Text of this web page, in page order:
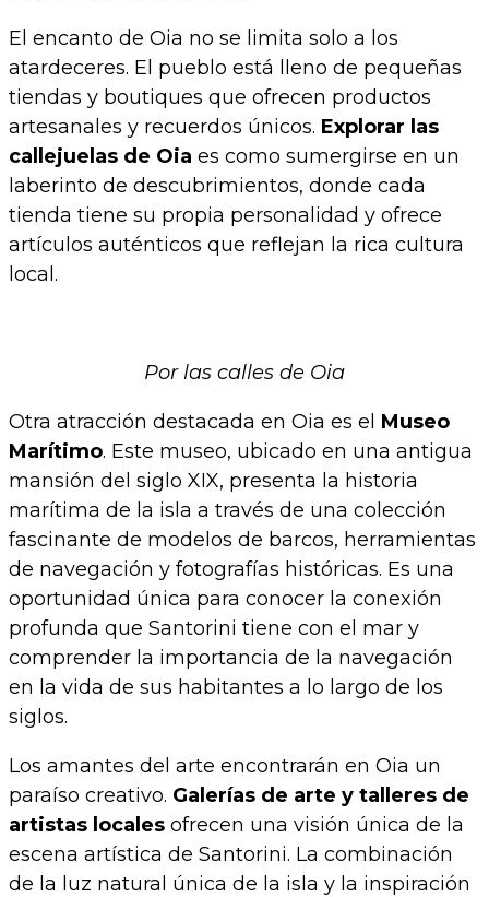
El encanto de Oia no se limita solo a los
atardeceres. El pueblo está lleno de pequeñas
tiendas y boutiques que ofrecen productos
artesanales y recuerdos únicos. Explorar las
callejuelas de Oia es como sumergirse en un
laberinto de descubrimientos, donde cada
tienda tiene su propia personalidad y ofrece
artículos auténticos que reflejan la rica cultura
local.
Por las calles de Oia
Otra atracción destacada en Oia es el Museo
Marítimo. Este museo, ubicado en una antigua
mansión del siglo XIX, presenta la historia
marítima de la isla a través de una colección
fascinante de modelos de barcos, herramientas
de navegación y fotografías históricas. Es una
oportunidad única para conocer la conexión
profunda que Santorini tiene con el mar y
comprender la importancia de la navegación
en la vida de sus habitantes a lo largo de los
siglos.
Los amantes del arte encontrarán en Oia un
paraíso creativo. Galerías de arte y talleres de
artistas locales ofrecen una visión única de la
escena artística de Santorini. La combinación
de la luz natural única de la isla y la inspiración